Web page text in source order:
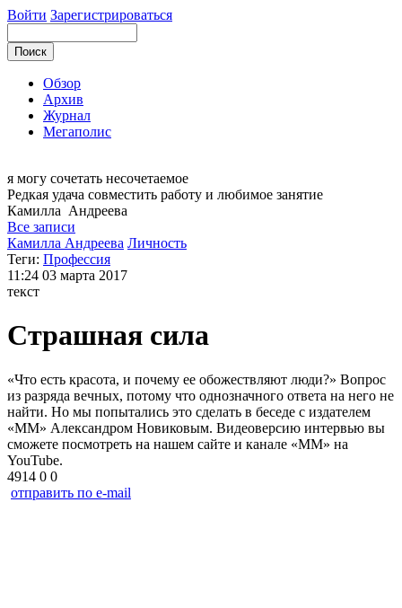
Войти Зарегистрироваться
Обзор
Архив
Журнал
Мегаполис
я могу сочетать несочетаемое
Редкая удача совместить работу и любимое занятие
Камилла Андреева
Все записи
Камилла Андреева Личность
Теги: Профессия
11:24 03 марта 2017
текст
Страшная сила
«Что есть красота, и почему ее обожествляют люди?» Вопрос
из разряда вечных, потому что однозначного ответа на него не
найти. Но мы попытались это сделать в беседе с издателем
«ММ» Александром Новиковым. Видеоверсию интервью вы
сможете посмотреть на нашем сайте и канале «ММ» на
YouTube.
4914 0 0
отправить по e-mail